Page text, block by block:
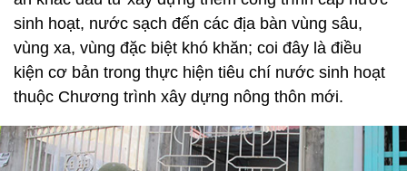
sinh hoạt, nước sạch đến các địa bàn vùng sâu,
vùng xa, vùng đặc biệt khó khăn; coi đây là điều
kiện cơ bản trong thực hiện tiêu chí nước sinh hoạt
thuộc Chương trình xây dựng nông thôn mới.